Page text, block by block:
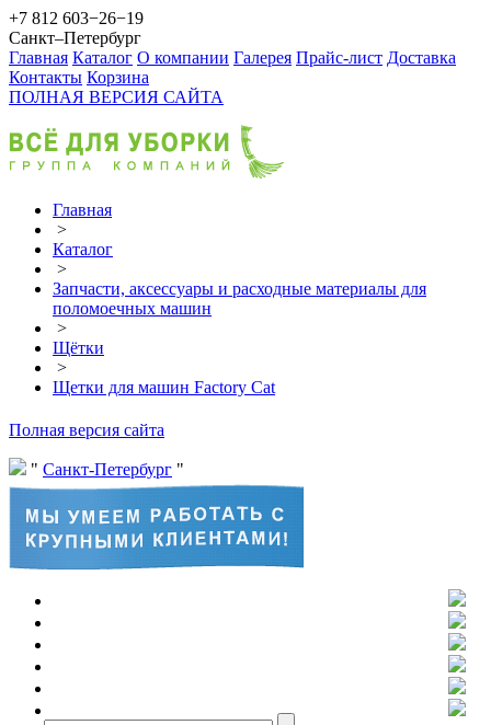
+7 812 603−26−19
Санкт–Петербург
Главная Каталог О компании Галерея Прайс-лист Доставка
Контакты Корзина
ПОЛНАЯ ВЕРСИЯ САЙТА
Главная
>
Каталог
>
Запчасти, аксессуары и расходные материалы для
поломоечных машин
>
Щётки
>
Щетки для машин Factory Cat
Полная версия сайта
Санкт-Петербург